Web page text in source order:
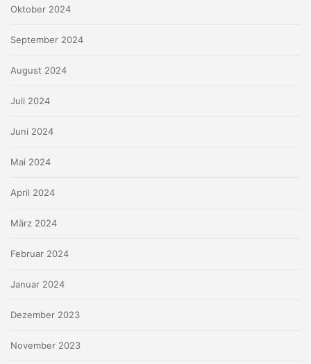
Oktober 2024
September 2024
August 2024
Juli 2024
Juni 2024
Mai 2024
April 2024
März 2024
Februar 2024
Januar 2024
Dezember 2023
November 2023